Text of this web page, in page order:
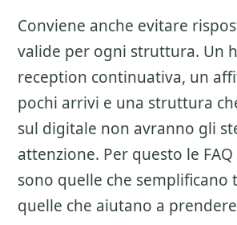
Conviene anche evitare
valide per ogni struttura. Un
reception continuativa, un
pochi arrivi e una struttura
sul digitale non avranno gli
attenzione. Per questo le
sono quelle che semplificano
quelle che aiutano a